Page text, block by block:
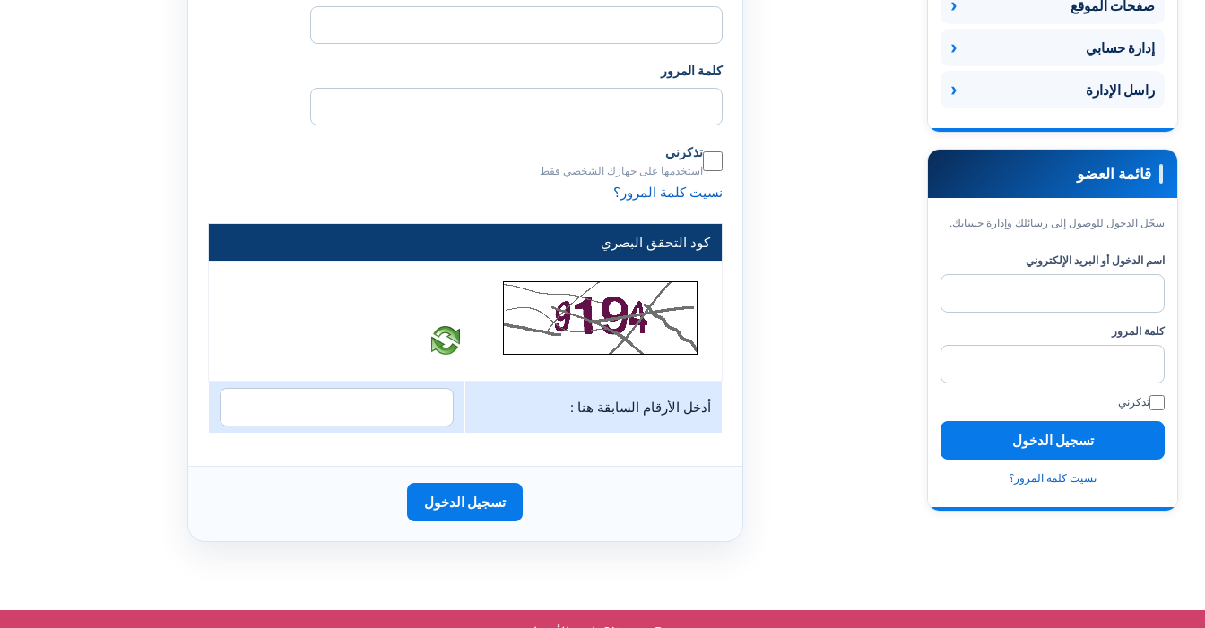
كلمة المرور
تذكرني
استخدمها على جهازك الشخصي فقط
نسيت كلمة المرور؟
كود التحقق البصري
أدخل الأرقام السابقة هنا :
صفحات الموقع
إدارة حسابي
راسل الإدارة
قائمة العضو
سجّل الدخول للوصول إلى رسائلك وإدارة حسابك.
اسم الدخول أو البريد الإلكتروني
كلمة المرور
تذكرني
نسيت كلمة المرور؟